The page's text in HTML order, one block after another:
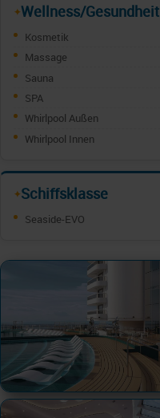
✦Wellness/Gesundheit
Kosmetik
Massage
Sauna
SPA
Whirlpool Außen
Whirlpool Innen
✦Schiffsklasse
Seaside-EVO